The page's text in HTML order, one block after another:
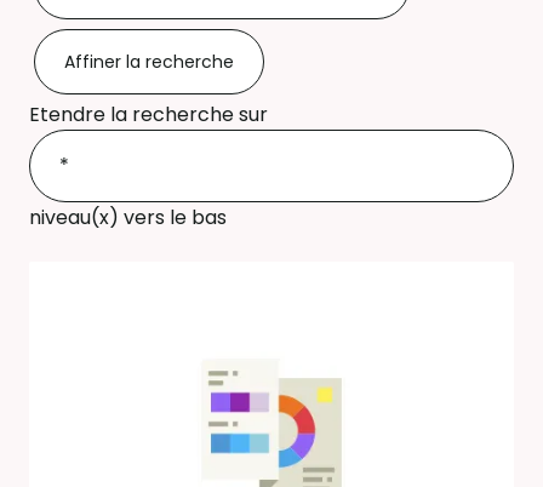
Affiner la recherche
Etendre la recherche sur
niveau(x) vers le bas